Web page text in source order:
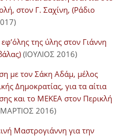
στον Γ. Σαχίνη, (Ράδιο
της ύλης στον Γιάννη
(ΙΟΥΛΙΟΣ 2016)
με τον Σάκη Αδάμ, μέλος
Δημοκρατίας, για τα αίτια
και το ΜΕΚΕΑ στον Περικλή
2016)
Μαστρογιάννη για την